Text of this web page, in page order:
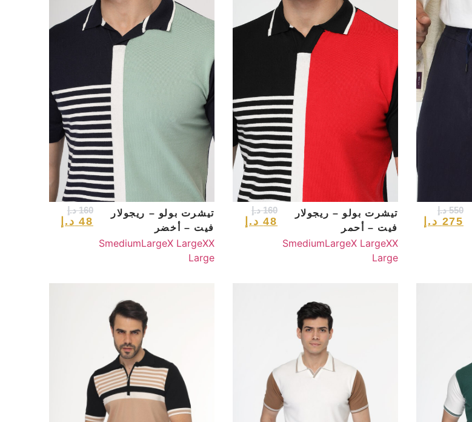
550 د.إ
275 د.إ
تيشرت بولو – ريجولار
فيت – أحمر
160 د.إ
48 د.إ
SmediumLargeX LargeXX
Large
تيشرت بولو – ريجولار
فيت – أخضر
160 د.إ
48 د.إ
SmediumLargeX LargeXX
Large